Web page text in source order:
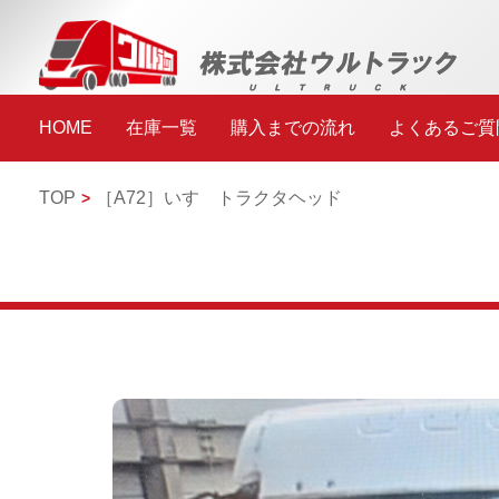
HOME 在庫一覧 購入までの流れ よくあるご
TOP ［A72］ いすゞ トラクタヘッド